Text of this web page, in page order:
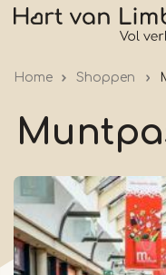
Overslaan
inhoud
gaan
Home Shoppen